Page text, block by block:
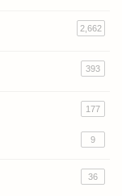
2,662
393
177
9
36